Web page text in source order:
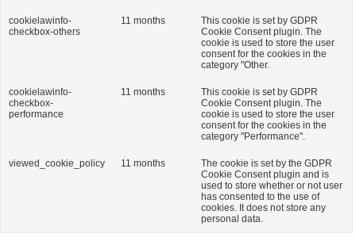
cookielawinfo-
checkbox-others
11 months
This cookie is set by GDPR
Cookie Consent plugin. The
cookie is used to store the user
consent for the cookies in the
category "Other.
cookielawinfo-
checkbox-
performance
11 months
This cookie is set by GDPR
Cookie Consent plugin. The
cookie is used to store the user
consent for the cookies in the
category "Performance".
viewed_cookie_policy 11 months
The cookie is set by the GDPR
Cookie Consent plugin and is
used to store whether or not user
has consented to the use of
cookies. It does not store any
personal data.